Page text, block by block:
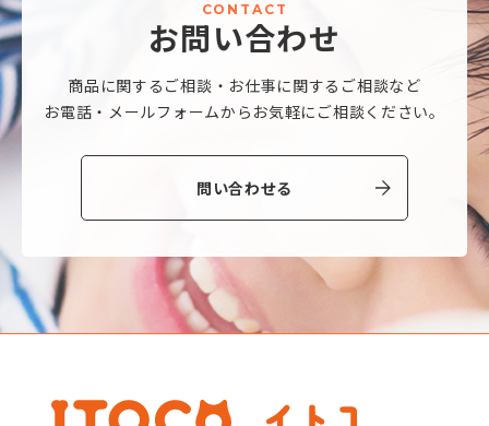
CO N T A C T
お問い合わせ
商品に関するご相談・ お仕事に関するご相談など
お電話・メールフォームから お気軽にご相談ください。
問い合わせる